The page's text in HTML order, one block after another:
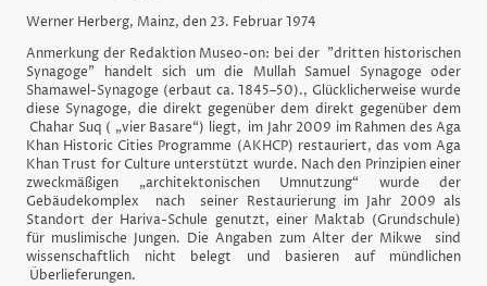
Werner Herberg, Mainz, den 23. Februar 1974
Anmerkung der Redaktion Museo-on: bei der "dritten historischen
Synagoge" handelt sich um die Mullah Samuel Synagoge oder
Shamawel-Synagoge (erbaut ca. 1845–50)., Glücklicherweise wurde
diese Synagoge, die direkt gegenüber dem direkt gegenüber dem
Chahar Suq ( „vier Basare“) liegt, im Jahr 2009 im Rahmen des Aga
Khan Historic Cities Programme (AKHCP) restauriert, das vom Aga
Khan Trust for Culture unterstützt wurde. Nach den Prinzipien einer
zweckmäßigen „architektonischen Umnutzung“ wurde der
Gebäudekomplex nach seiner Restaurierung im Jahr 2009 als
Standort der Hariva-Schule genutzt, einer Maktab (Grundschule)
für muslimische Jungen. Die Angaben zum Alter der Mikwe sind
wissenschaftlich nicht belegt und basieren auf mündlichen
Überlieferungen.